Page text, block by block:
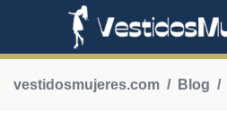
vestidosmujeres.com Blog